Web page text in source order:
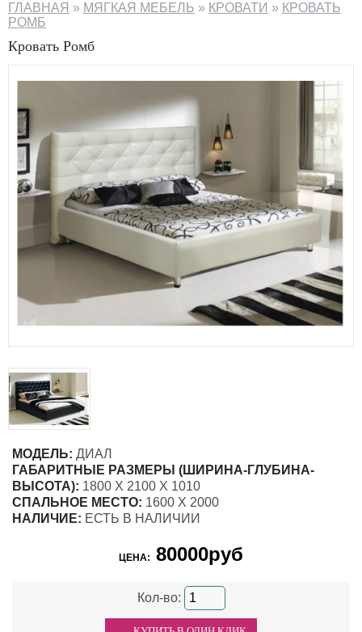
ГЛАВНАЯ » МЯГКАЯ МЕБЕЛЬ » КРОВАТИ » КРОВАТЬ
РОМБ
Кровать Ромб
МОДЕЛЬ: ДИАЛ
ГАБАРИТНЫЕ РАЗМЕРЫ (ШИРИНА-ГЛУБИНА-
ВЫСОТА): 1800 Х 2100 Х 1010
СПАЛЬНОЕ МЕСТО: 1600 Х 2000
НАЛИЧИЕ: ЕСТЬ В НАЛИЧИИ
ЦЕНА: 80000руб
Кол-во: